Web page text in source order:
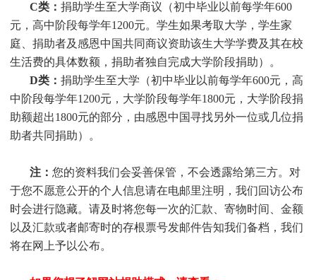
C类： 捐助学生至大学商议（初中毕业以前每学年600
元，高中阶段每学年1200元。 学生如果考取大学， 学生家
庭、捐助者及感恩中国共同商议资助该生大学学费及其在校
生活费的具体数额，捐助者独自完成大学阶段捐助）。
D类： 捐助学生至大学（初中毕业以前每学年600元，高
中阶段每学年1200元，大学阶段每学年1800元，大学阶段捐
助额超出1800元的部分，由感恩中国寻找另外一位或几位捐
助者共同捐助）。
注： 您的资料我们会妥善保管，不会透露给第三方。对
于您不愿意公开的个人信息请在电邮里注明，我们回访公布
时会进行隐藏。请及时将您每一次的汇款、寄物时间、金额
以及汇款或者邮寄时的存根票号发邮件告知我们备档，我们
将在网上予以公布。